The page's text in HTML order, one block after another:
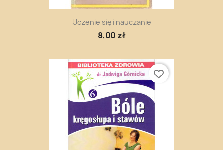
Uczenie się i nauczanie
8,00 zł
favorite_border